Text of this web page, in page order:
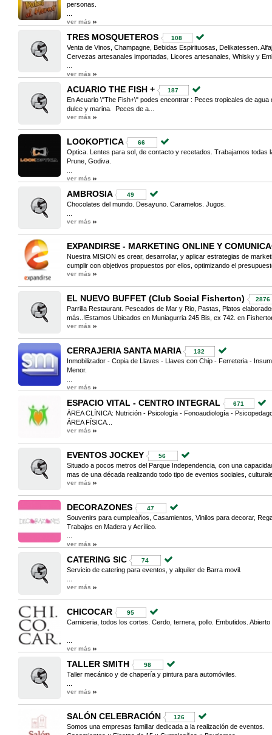
personas.
ver más
TRES MOSQUETEROS 108
Venta de Vinos, Champagne, Bebidas Espirituosas, Delikatessen.
Cervezas artesanales importadas, Licores artesanales, Whisky y
ver más
ACUARIO THE FISH + 187
En Acuario \"The Fish+\" podes encontrar : Peces tropicales de
dulce y marina. Peces de a...
ver más
LOOKOPTICA 66
Optica. Lentes para sol, de contacto y recetados. Trabajamos todas
Prune, Godiva.
ver más
AMBROSIA 49
Chocolates del mundo. Desayuno. Caramelos. Jugos.
ver más
EXPANDIRSE - MARKETING ONLINE Y
Nuestra MISION es crear, desarrollar, y aplicar estrategias de
cumplir con objetivos propuestos por ellos, optimizando el
ver más
EL NUEVO BUFFET (Club Social Fisherton) 2876
Parrilla Restaurant. Pescados de Mar y Rio, Pastas, Platos
más..!Estamos Ubicados en Muniagurria 245 Bis, ex 742. en
ver más
CERRAJERIA SANTA MARIA 132
Inmobilizador - Copia de Llaves - Llaves con Chip - Ferreteria -
Menor.
ver más
ESPACIO VITAL - CENTRO INTEGRAL 671
ÁREA CLÍNICA: Nutrición - Psicología - Fonoaudiología -
ÁREA FÍSICA...
ver más
EVENTOS JOCKEY 56
Situado a pocos metros del Parque Independencia, con una
mas de una década realizando todo tipo de eventos sociales,
ver más
DECORAZONES 47
Souvenirs para cumpleaños, Casamientos, Vinilos para decorar,
Trabajos en Madera y Acrílico.
ver más
CATERING SIC 74
Servicio de catering para eventos, y alquiler de Barra movil.
ver más
CHICOCAR 95
Carniceria, todos los cortes. Cerdo, ternera, pollo. Embutidos.
ver más
TALLER SMITH 98
Taller mecánico y de chapería y pintura para automóviles.
ver más
SALÓN CELEBRACIÓN 126
Somos una empresas familiar dedicada a la realización de eventos.